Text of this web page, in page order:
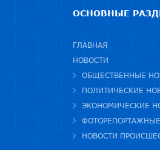
ОСНОВНЫЕ
ГЛАВНАЯ
НОВОСТИ
ОБЩЕСТВЕННЫЕ
ПОЛИТИЧЕСКИЕ
ЭКОНОМИЧЕСКИЕ
НОВОСТИ